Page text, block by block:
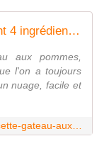
Gâteau aux pommes avec seulement 4 ingrédients - Recette en vidéo - www.sucreetepices.com
aux pommes,
l'on a toujours
nuage, facile et